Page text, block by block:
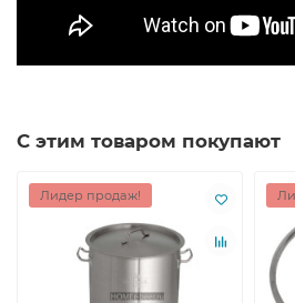
С этим товаром покупают
Лидер продаж!